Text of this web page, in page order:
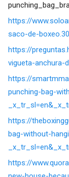
https://
saco-de-
https://
vigueta-anchura-
https://
punching-bag-
https://
bag-without-
https://